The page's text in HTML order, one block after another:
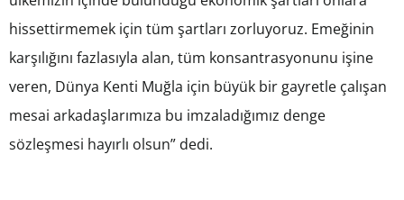
hissettirmemek için tüm şartları zorluyoruz. Emeğinin
karşılığını fazlasıyla alan, tüm konsantrasyonunu işine
veren, Dünya Kenti Muğla için büyük bir gayretle çalışan
mesai arkadaşlarımıza bu imzaladığımız denge
sözleşmesi hayırlı olsun” dedi.